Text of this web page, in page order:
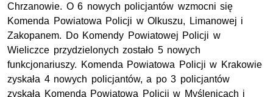
Chrzanowie. O 6 nowych policjantów wzmocni się
Komenda Powiatowa Policji w Olkuszu, Limanowej i
Zakopanem. Do Komendy Powiatowej Policji w
Wieliczce przydzielonych zostało 5 nowych
funkcjonariuszy. Komenda Powiatowa Policji w Krakowie
zyskała 4 nowych policjantów, a po 3 policjantów
zyskała Komenda Powiatowa Policji w Myślenicach i